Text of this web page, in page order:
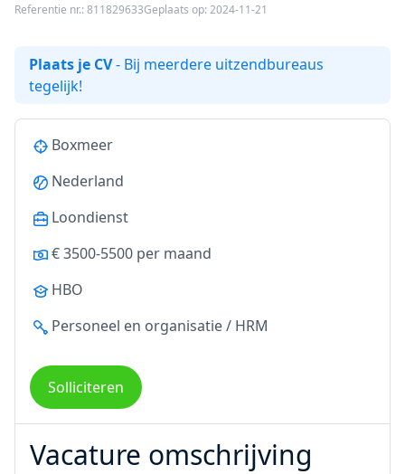
Referentie nr.: 811829633Geplaats op: 2024-11-21
Plaats je CV- Bij meerdere uitzendbureaus
tegelijk!
Boxmeer
Nederland
Loondienst
€ 3500-5500 per maand
HBO
Personeel en organisatie / HRM
Solliciteren
Vacature omschrijving